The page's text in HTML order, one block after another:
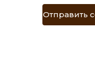
Отправить